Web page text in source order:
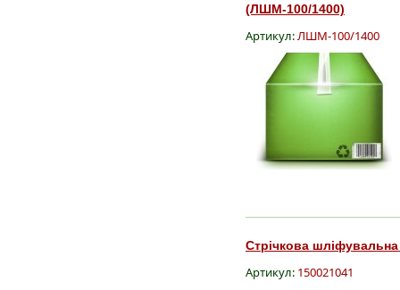
(ЛШМ-100/1400)
Артикул:ЛШМ-100/1400
Стрічкова
Артикул: 150021041